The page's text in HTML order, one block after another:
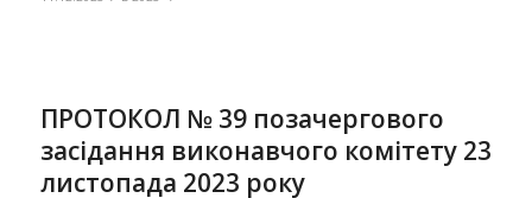
ПРОТОКОЛ № 39 позачергового
засідання виконавчого комітету 23
листопада 2023 року